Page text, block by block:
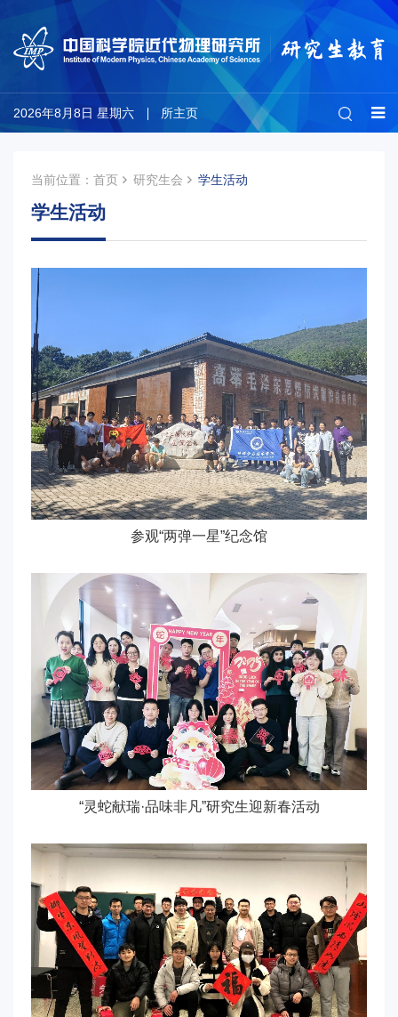
所主页
2026年8月8日 星期六
当前位置： 首页 研究生会 学生活动
学生活动
参观“两弹一星”纪念馆
“灵蛇献瑞·品味非凡”研究生迎新春活动